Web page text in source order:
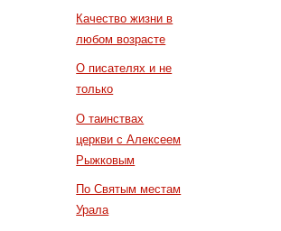
Качество жизни в
любом возрасте
О писателях и не
только
О таинствах
церкви с Алексеем
Рыжковым
По Святым местам
Урала